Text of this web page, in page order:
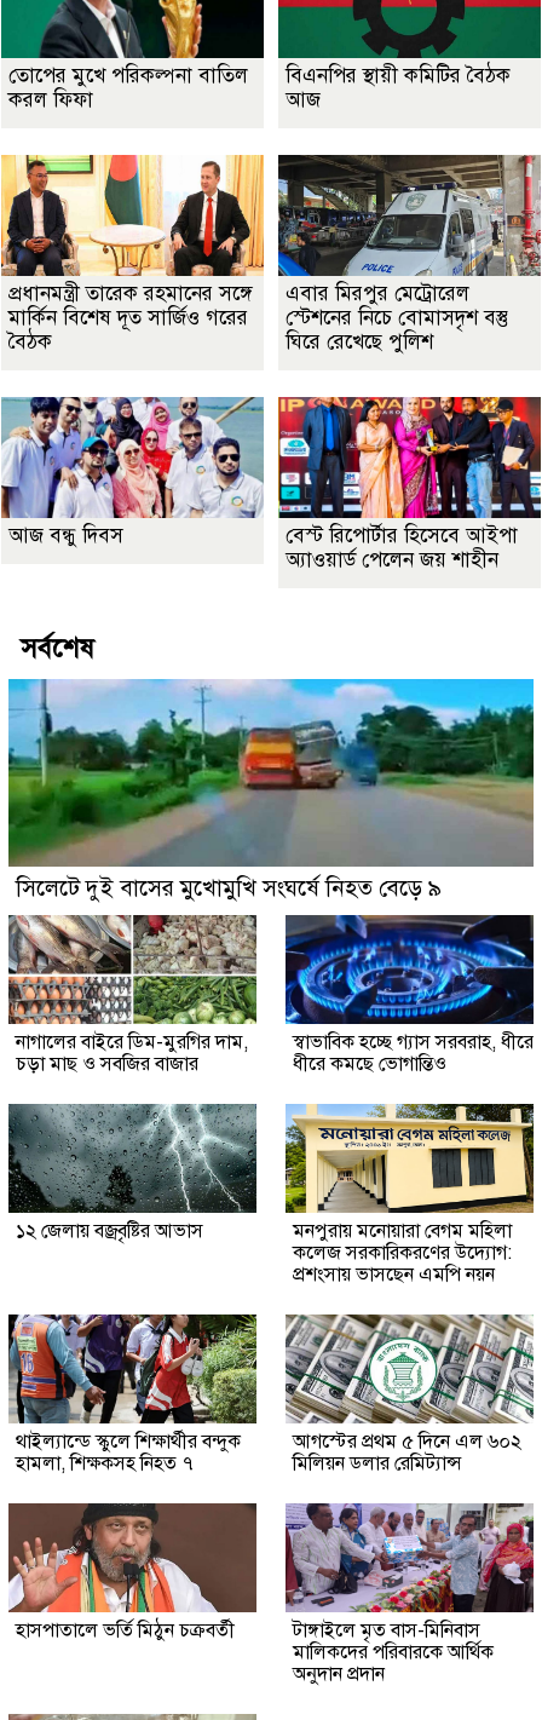
তোপের মুখে পরিকল্পনা বাতিল
করল ফিফা
বিএনপির স্থায়ী কমিটির বৈঠক
আজ
প্রধানমন্ত্রী তারেক রহমানের সঙ্গে
মার্কিন বিশেষ দূত সার্জিও গরের
বৈঠক
এবার মিরপুর মেট্রোরেল
স্টেশনের নিচে বোমাসদৃশ বস্তু
ঘিরে রেখেছে পুলিশ
আজ বন্ধু দিবস
বেস্ট রিপোর্টার হিসেবে আইপা
অ্যাওয়ার্ড পেলেন জয় শাহীন
সর্বশেষ
সিলেটে দুই বাসের মুখোমুখি সংঘর্ষে নিহত বেড়ে ৯
নাগালের বাইরে ডিম-মুরগির দাম,
চড়া মাছ ও সবজির বাজার
স্বাভাবিক হচ্ছে গ্যাস সরবরাহ, ধীরে
ধীরে কমছে ভোগান্তিও
১২ জেলায় বজ্রবৃষ্টির আভাস
মনপুরায় মনোয়ারা বেগম মহিলা
কলেজ সরকারিকরণের উদ্যোগ:
প্রশংসায় ভাসছেন এমপি নয়ন
থাইল্যান্ডে স্কুলে শিক্ষার্থীর বন্দুক
হামলা, শিক্ষকসহ নিহত ৭
আগস্টের প্রথম ৫ দিনে এল ৬০২
মিলিয়ন ডলার রেমিট্যান্স
হাসপাতালে ভর্তি মিঠুন চক্রবর্তী
টাঙ্গাইলে মৃত বাস-মিনিবাস
মালিকদের পরিবারকে আর্থিক
অনুদান প্রদান